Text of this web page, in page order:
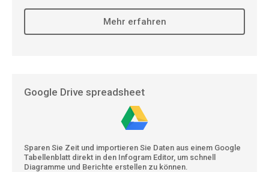
Mehr erfahren
Google Drive spreadsheet
Sparen Sie Zeit und importieren Sie Daten aus einem Google
Tabellenblatt direkt in den Infogram Editor, um schnell
Diagramme und Berichte erstellen zu können.